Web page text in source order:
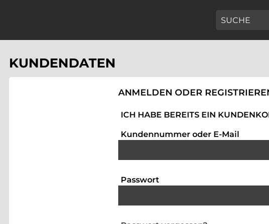
GEBEN SIE
KUNDENDATEN
KUNDENDATEN
ANMELDEN ODER
ICH HABE BEREITS EIN
Zur Anmeldung geben Sie Ihre
Kundennummer oder E-Mail
Passwort